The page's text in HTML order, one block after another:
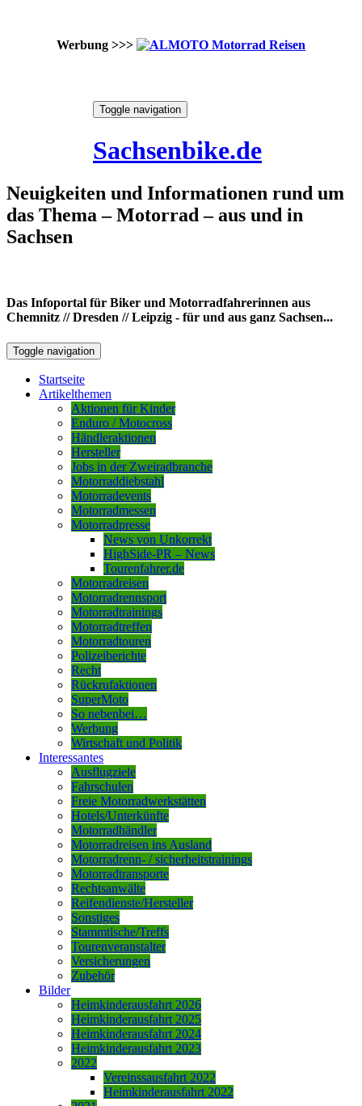
Werbung >>>
Toggle navigation
Sachsenbike.de
Neuigkeiten und Informationen rund um
das Thema – Motorrad – aus und in
Sachsen
Das Infoportal für Biker und Motorradfahrerinnen aus
Chemnitz // Dresden // Leipzig - für und aus ganz Sachsen...
Toggle navigation
Startseite
Artikelthemen
Aktionen für Kinder
Enduro / Motocross
Händleraktionen
Hersteller
Jobs in der Zweiradbranche
Motorraddiebstahl
Motorradevents
Motorradmessen
Motorradpresse
News von Unkorrekt
HighSide-PR – News
Tourenfahrer.de
Motorradreisen
Motorradrennsport
Motorradtrainings
Motorradtreffen
Motorradtouren
Polizeiberichte
Recht
Rückrufaktionen
SuperMoto
So nebenbei…
Werbung
Wirtschaft und Politik
Interessantes
Ausflugziele
Fahrschulen
Freie Motorradwerkstätten
Hotels/Unterkünfte
Motorradhändler
Motorradreisen ins Ausland
Motorradrenn- / sicherheitstrainings
Motorradtransporte
Rechtsanwälte
Reifendienste/Hersteller
Sonstiges
Stammtische/Treffs
Tourenveranstalter
Versicherungen
Zubehör
Bilder
Heimkinderausfahrt 2026
Heimkinderausfahrt 2025
Heimkinderausfahrt 2024
Heimkinderausfahrt 2023
2022
Vereinssausfahrt 2022
Heimkinderausfahrt 2022